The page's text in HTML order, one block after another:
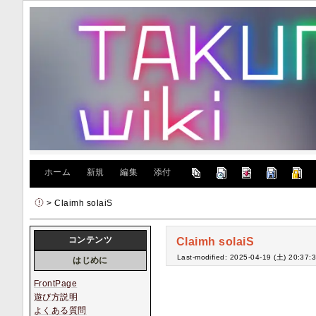
ホーム 新規 編集 添付
> Claimh solaiS
Claimh solaiS
Last-modified: 2025-04-19 (土)
コンテンツ
はじめに
FrontPage
遊び方説明
よくある質問